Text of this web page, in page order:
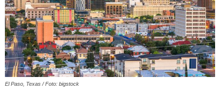
El Paso, Texas / Foto: bigstock